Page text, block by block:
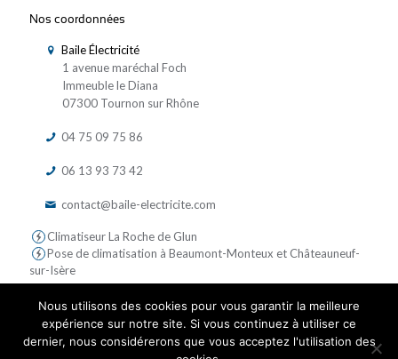
Nos coordonnées
Baile Électricité
1 avenue maréchal Foch
Immeuble le Diana
07300 Tournon sur Rhône
04 75 09 75 86
06 13 93 73 42
contact@baile-electricite.com
Climatiseur La Roche de Glun
Pose de climatisation à Beaumont-Monteux et Châteauneuf-
sur-Isère
Nous utilisons des cookies pour vous garantir la meilleure
expérience sur notre site. Si vous continuez à utiliser ce
dernier, nous considérerons que vous acceptez l'utilisation des